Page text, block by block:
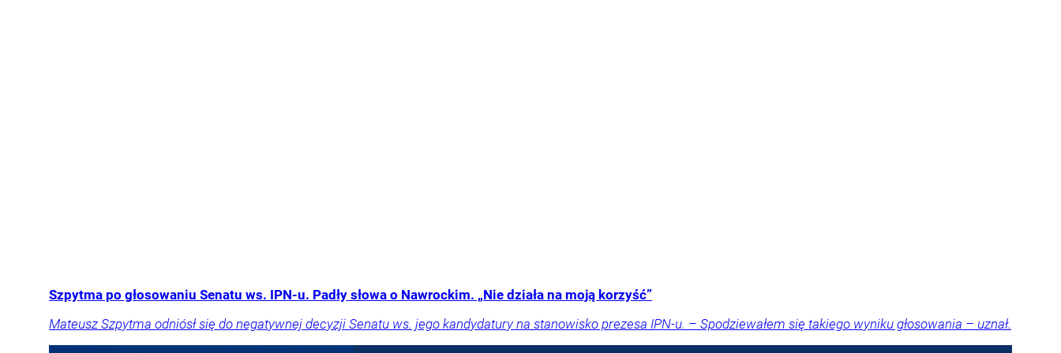
Szpytma po głosowaniu Senatu ws. IPN-u. Padły słowa o Nawrockim. „Nie działa na moją korzyść”
Mateusz Szpytma odniósł się do negatywnej decyzji Senatu ws. jego kandydatury na stanowisko prezesa IPN-u. – Spodziewałem się takiego wyniku głosowania – uznał.